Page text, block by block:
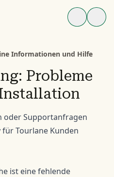
Informationen und Hilfe
Probleme
oder Supportanfragen
für Tourlane Kunden
ist eine fehlende